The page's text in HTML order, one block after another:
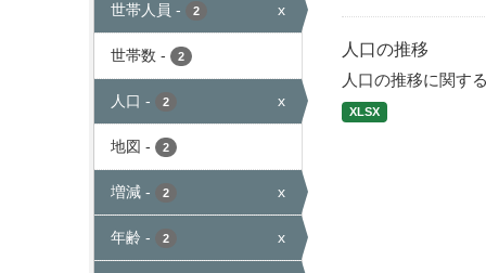
世帯人員 - 2 x
世帯数 - 2
人口 - 2 x
地図 - 2
増減 - 2 x
年齢 - 2 x
人口の推移
人口の推移に関す
XLSX